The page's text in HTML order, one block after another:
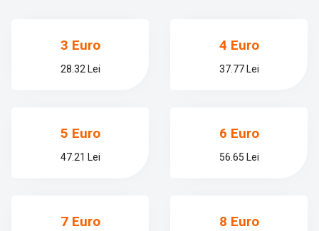
3 Euro
28.32 Lei
4 Euro
37.77 Lei
5 Euro
47.21 Lei
6 Euro
56.65 Lei
7 Euro 8 Euro